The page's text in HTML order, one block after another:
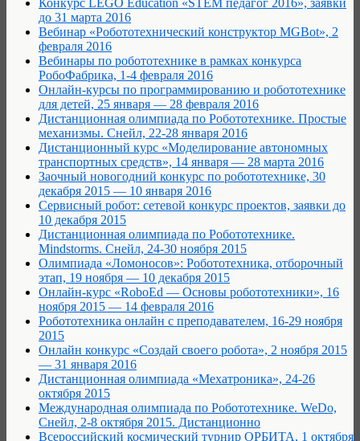
Конкурс LEGO Education «STEM педагог 2016», заявки
до 31 марта 2016
Вебинар «Робототехнический конструктор MGBot», 2
февраля 2016
Вебинары по робототехнике в рамках конкурса
РобоФабрика, 1-4 февраля 2016
Онлайн-курсы по программированию и робототехнике
для детей, 25 января — 28 февраля 2016
Дистанционная олимпиада по Робототехнике. Простые
механизмы. Снейл, 22-28 января 2016
Дистанционный курс «Моделирование автономных
транспортных средств», 14 января — 28 марта 2016
Заочный новогодний конкурс по робототехнике, 30
декабря 2015 — 10 января 2016
Сервисный робот: сетевой конкурс проектов, заявки до
10 декабря 2015
Дистанционная олимпиада по Робототехнике.
Mindstorms. Снейл, 24-30 ноября 2015
Олимпиада «Ломоносов»: Робототехника, отборочный
этап, 19 ноября — 10 декабря 2015
Онлайн-курс «RoboEd — Основы робототехники», 16
ноября 2015 — 14 февраля 2016
Робототехника онлайн с преподавателем, 16-29 ноября
2015
Онлайн конкурс «Создай своего робота», 2 ноября 2015
— 31 января 2016
Дистанционная олимпиада «Мехатроника», 24-26
октября 2015
Международная олимпиада по Робототехнике. WeDo,
Снейл, 2-8 октября 2015. Дистанционно
Всероссийский космический турнир ОРБИТА, 1 октября